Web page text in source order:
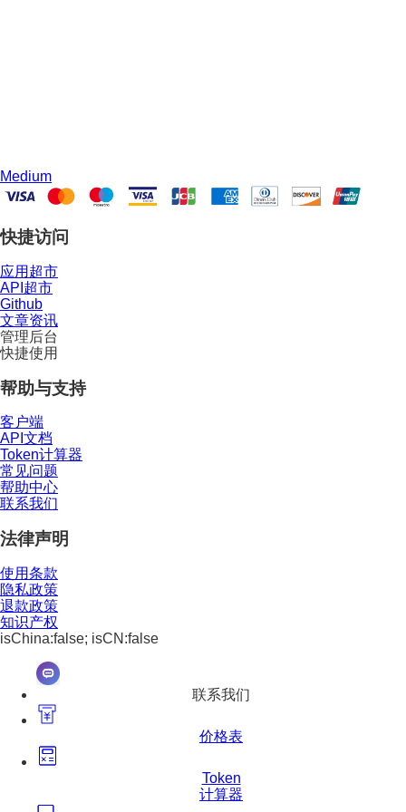
Medium
快捷访问
应用超市
API超市
Github
文章资讯
管理后台
快捷使用
帮助与支持
客户端
API文档
Token计算器
常见问题
帮助中心
联系我们
法律声明
使用条款
隐私政策
退款政策
知识产权
isChina:false; isCN:false
联系我们
价格表
Token
计算器